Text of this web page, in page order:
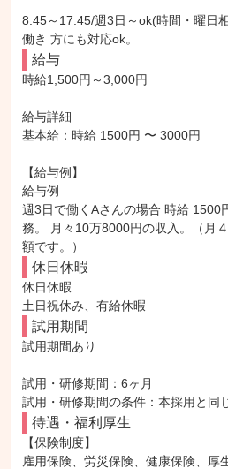
8:45～17:45/週3日～ok(時間・曜日
働き 方にも対応ok。
給与
時給1,500円～3,000円
給与詳細
基本給：時給 1500円 〜 3000円
【給与例】
給与例
週3日で働くAさんの場合 時給 1500
務。 月々10万8000円の収入。（月
額です。）
休日休暇
休日休暇
土日祝休み、有給休暇
試用期間
試用期間あり
試用・研修期間：6ヶ月
待遇・福利厚生
【保険制度】
雇用保険、労災保険、健康保険、厚